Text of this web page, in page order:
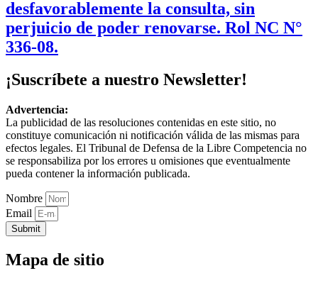
desfavorablemente la consulta, sin
perjuicio de poder renovarse. Rol NC N°
336-08.
¡Suscríbete a nuestro Newsletter!
Advertencia:
La publicidad de las resoluciones contenidas en este sitio, no
constituye comunicación ni notificación válida de las mismas para
efectos legales. El Tribunal de Defensa de la Libre Competencia no
se responsabiliza por los errores u omisiones que eventualmente
pueda contener la información publicada.
Nombre
Email
Submit
Mapa de sitio